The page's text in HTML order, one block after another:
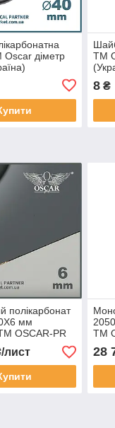
Oscar діметр
TM
8 ₴
полікарбонат
мм
OSCAR-PR
Преміум)
TM
28